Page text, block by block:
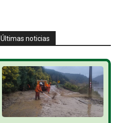
Últimas noticias